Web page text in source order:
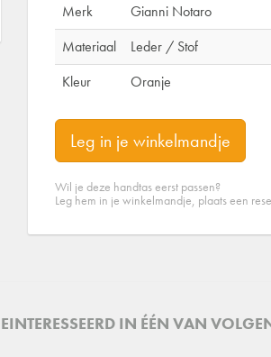
Merk
Gianni Notaro
Materiaal
Leder / Stof
Kleur
Oranje
Leg in je winkelmandje
Wil je deze handtas eerst passen?
Leg hem in je winkelmandje, plaats een
IN ÉÉN VAN